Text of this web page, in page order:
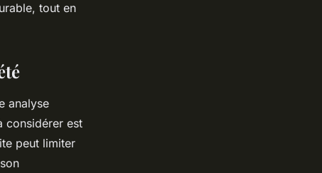
tout en
analyse
considérer est
peut limiter